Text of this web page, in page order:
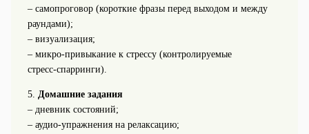
– самопроговор (короткие фразы перед выходом и между
раундами);
– визуализация;
– микро‑привыкание к стрессу (контролируемые
стресс‑спарринги).
5. Домашние задания
– дневник состояний;
– аудио‑упражнения на релаксацию;